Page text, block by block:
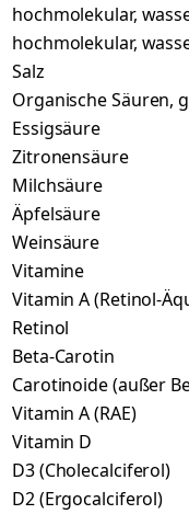
hochmolekular,
hochmolekular,
Salz
Organische Säuren,
Essigsäure
Zitronensäure
Milchsäure
Äpfelsäure
Weinsäure
Vitamine
Vitamin A (Retinol-
Retinol
Beta-Carotin
Carotinoide (außer
Vitamin A (RAE)
Vitamin D
D3 (Cholecalciferol)
D2 (Ergocalciferol)